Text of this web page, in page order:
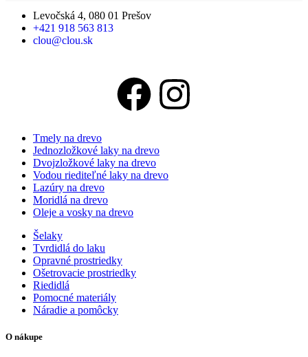
Levočská 4, 080 01 Prešov
+421 918 563 813
clou@clou.sk
Tmely na drevo
Jednozložkové laky na drevo
Dvojzložkové laky na drevo
Vodou riediteľné laky na drevo
Lazúry na drevo
Moridlá na drevo
Oleje a vosky na drevo
Šelaky
Tvrdidlá do laku
Opravné prostriedky
Ošetrovacie prostriedky
Riedidlá
Pomocné materiály
Náradie a pomôcky
O nákupe